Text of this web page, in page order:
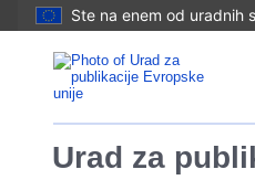
Ste na enem od uradnih
Urad za